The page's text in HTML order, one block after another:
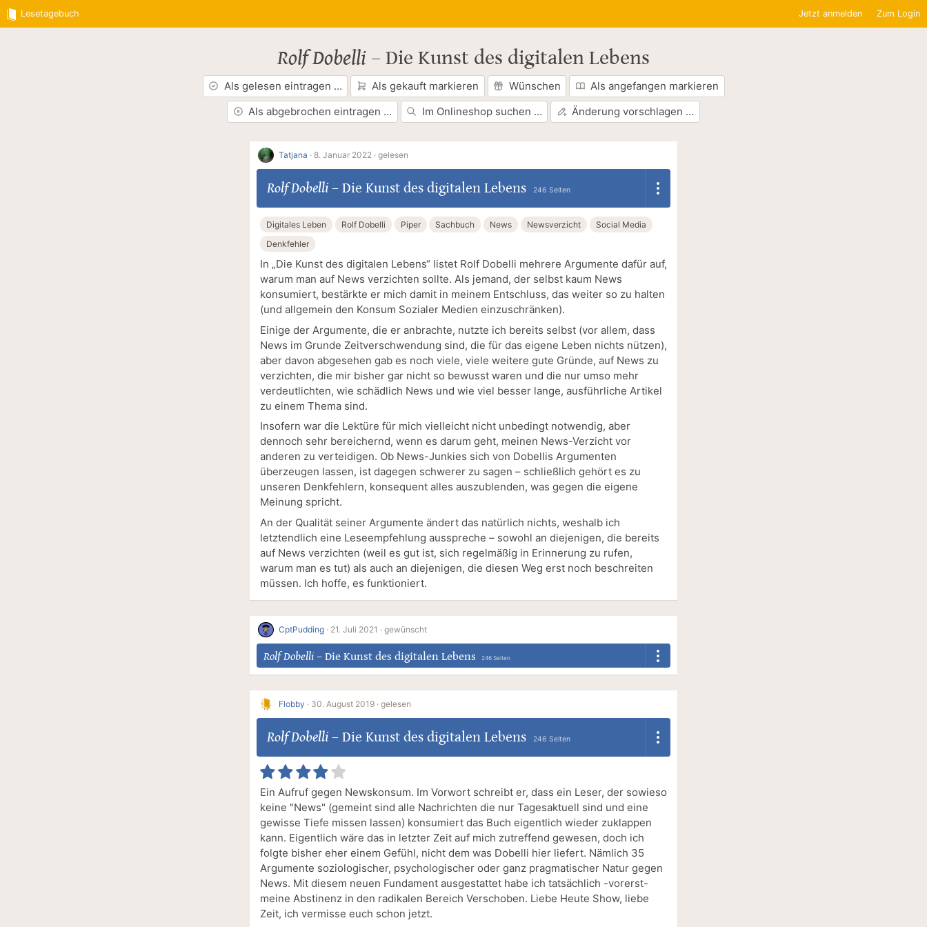
Lesetagebuch Jetzt anmelden Zum Login
Rolf Dobelli – Die Kunst des digitalen Lebens
Als gelesen eintragen … Als gekauft markieren Wünschen
Als angefangen markieren
Als abgebrochen eintragen …
Im Onlineshop suchen … Änderung vorschlagen …
Tatjana · 8. Januar 2022 · gelesen
Rolf Dobelli– Die Kunst des digitalen Lebens 246 Seiten
Digitales Leben Rolf Dobelli Piper Sachbuch News Newsverzicht
Social Media
Denkfehler
In „Die Kunst des digitalen Lebens“ listet Rolf Dobelli mehrere Argumente dafür auf,
warum man auf News verzichten sollte. Als jemand, der selbst kaum News
konsumiert, bestärkte er mich damit in meinem Entschluss, das weiter so zu halten
(und allgemein den Konsum Sozialer Medien einzuschränken).
Einige der Argumente, die er anbrachte, nutzte ich bereits selbst (vor allem, dass
News im Grunde Zeitverschwendung sind, die für das eigene Leben nichts nützen),
aber davon abgesehen gab es noch viele, viele weitere gute Gründe, auf News zu
verzichten, die mir bisher gar nicht so bewusst waren und die nur umso mehr
verdeutlichten, wie schädlich News und wie viel besser lange, ausführliche Artikel
zu einem Thema sind.
Insofern war die Lektüre für mich vielleicht nicht unbedingt notwendig, aber
dennoch sehr bereichernd, wenn es darum geht, meinen News-Verzicht vor
anderen zu verteidigen. Ob News-Junkies sich von Dobellis Argumenten
überzeugen lassen, ist dagegen schwerer zu sagen – schließlich gehört es zu
unseren Denkfehlern, konsequent alles auszublenden, was gegen die eigene
Meinung spricht.
An der Qualität seiner Argumente ändert das natürlich nichts, weshalb ich
letztendlich eine Leseempfehlung ausspreche – sowohl an diejenigen, die bereits
auf News verzichten (weil es gut ist, sich regelmäßig in Erinnerung zu rufen,
warum man es tut) als auch an diejenigen, die diesen Weg erst noch beschreiten
müssen. Ich hoffe, es funktioniert.
CptPudding · 21. Juli 2021 · gewünscht
Rolf Dobelli – Die Kunst des digitalen Lebens 246 Seiten
Flobby · 30. August 2019 · gelesen
Rolf Dobelli– Die Kunst des digitalen Lebens 246 Seiten
Ein Aufruf gegen Newskonsum. Im Vorwort schreibt er, dass ein Leser, der sowieso
keine "News" (gemeint sind alle Nachrichten die nur Tagesaktuell sind und eine
gewisse Tiefe missen lassen) konsumiert das Buch eigentlich wieder zuklappen
kann. Eigentlich wäre das in letzter Zeit auf mich zutreffend gewesen, doch ich
folgte bisher eher einem Gefühl, nicht dem was Dobelli hier liefert. Nämlich 35
Argumente soziologischer, psychologischer oder ganz pragmatischer Natur gegen
News. Mit diesem neuen Fundament ausgestattet habe ich tatsächlich -vorerst-
meine Abstinenz in den radikalen Bereich Verschoben. Liebe Heute Show, liebe
Zeit, ich vermisse euch schon jetzt.